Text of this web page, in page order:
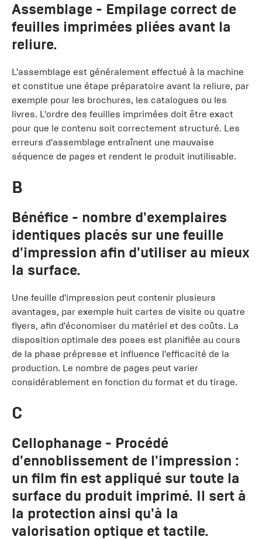
Assemblage - Empilage correct de
feuilles imprimées pliées avant la
reliure.
L'assemblage est généralement effectué à la machine
et constitue une étape préparatoire avant la reliure, par
exemple pour les brochures, les catalogues ou les
livres. L'ordre des feuilles imprimées doit être exact
pour que le contenu soit correctement structuré. Les
erreurs d'assemblage entraînent une mauvaise
séquence de pages et rendent le produit inutilisable.
B
Bénéfice - nombre d'exemplaires
identiques placés sur une feuille
d'impression afin d'utiliser au mieux
la surface.
Une feuille d'impression peut contenir plusieurs
avantages, par exemple huit cartes de visite ou quatre
flyers, afin d'économiser du matériel et des coûts. La
disposition optimale des poses est planifiée au cours
de la phase prépresse et influence l'efficacité de la
production. Le nombre de pages peut varier
considérablement en fonction du format et du tirage.
C
Cellophanage - Procédé
d'ennoblissement de l'impression :
un film fin est appliqué sur toute la
surface du produit imprimé. Il sert à
la protection ainsi qu'à la
valorisation optique et tactile.